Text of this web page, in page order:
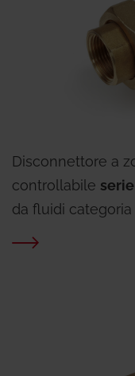
Disconnettore a
controllabile
da fluidi categoria